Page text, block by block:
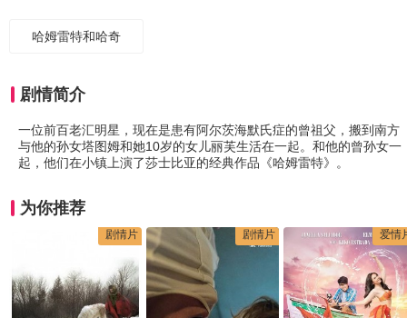
哈姆雷特和哈奇
剧情简介
一位前百老汇明星，现在是患有阿尔茨海默氏症的曾祖父，搬到南方
与他的孙女塔图姆和她10岁的女儿丽芙生活在一起。和他的曾孙女一
起，他们在小镇上演了莎士比亚的经典作品《哈姆雷特》。
为你推荐
剧情片 剧情片 爱情